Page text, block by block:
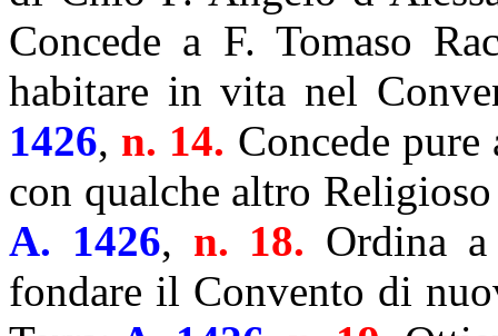
Concede a F. Tomaso
habitare in vita nel
1426, n. 14. Concede
con qualche altro
A. 1426, n. 18. Ordina
fondare il Convento di